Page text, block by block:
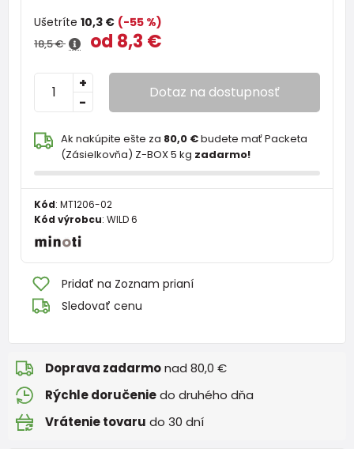
Ušetríte 10,3 € (-55 %)
18,5 € od 8,3 €
-
+ Dotaz na dostupnosť
Ak nakúpite ešte za 80,0 €budete mať Packeta
(Zásielkovňa) Z-BOX 5 kg zadarmo!
Kód: MT1206-02
Kód výrobcu: WILD 6
Pridať na Zoznam prianí
Sledovať cenu
Doprava zadarmonad 80,0 €
Rýchle doručeniedo druhého dňa
Vrátenie tovaru do 30 dní